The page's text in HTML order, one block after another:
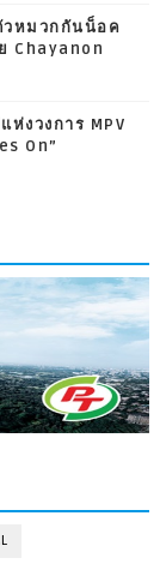
หมวกกันน็อค
Chayanon
งวงการ MPV
On”